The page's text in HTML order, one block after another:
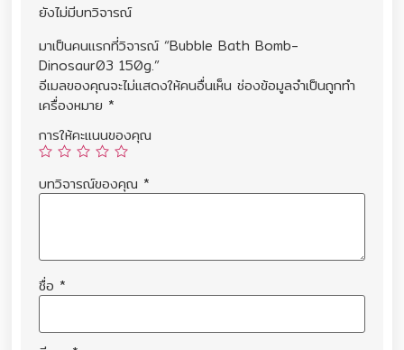
ยังไม่มีบทวิจารณ์
มาเป็นคนแรกที่วิจารณ์ “Bubble Bath Bomb-
Dinosaur03 150g.”
อีเมลของคุณจะไม่แสดงให้คนอื่นเห็น ช่องข้อมูลจำเป็นถูกทำ
เครื่องหมาย *
การให้คะแนนของคุณ
บทวิจารณ์ของคุณ *
ชื่อ *